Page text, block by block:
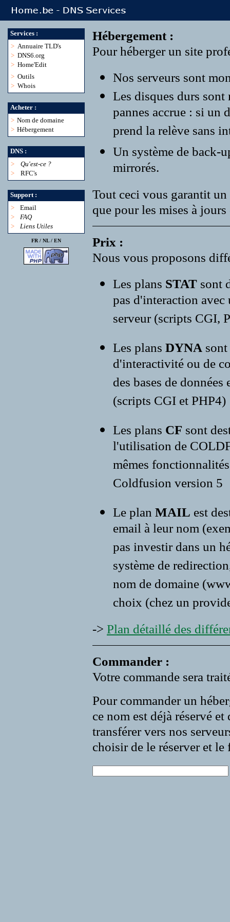
Services :
> Annuaire TLD's
> DNS6.org
> Home'Edit
> Outils
> Whois
Acheter :
> Nom de domaine
> Hébergement
DNS :
>
Qu'est-ce ?
>
RFC's
Support :
>
Email
>
FAQ
>
Liens Utiles
FR / NL/ EN
Hébergement :
Pour héberger un site
Nos serveurs sont
Les disques durs
pannes accrue : si un
prend la relève sans
Un système de back-
mirrorés.
Tout ceci vous garantit
que pour les mises à
Prix :
Nous vous proposons
Les plans STAT sont
pas d'interaction avec
serveur (scripts CGI,
Les plans DYNA
d'interactivité ou de
des bases de
(scripts CGI et PHP4)
Les plans CF sont
l'utilisation de
mêmes
Coldfusion version 5
Le plan MAIL est
email à leur nom
pas investir dans un
système de
nom de domaine
choix (chez un
-> Plan détaillé des
Commander :
Votre commande sera
Pour commander un
ce nom est déjà réservé
transférer vers nos
choisir de le réserver et